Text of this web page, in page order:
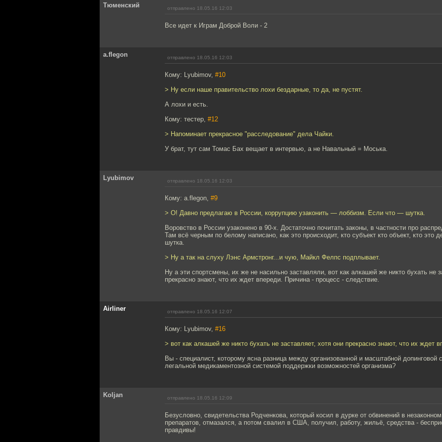
Тюменский отправлено 18.05.16 12:03
Все идет к Играм Доброй Воли - 2
a.flegon отправлено 18.05.16 12:03
Кому: Lyubimov, #10
> Ну если наше правительство лохи бездарные, то да, не пустят.
А лохи и есть.
Кому: тестер, #12
> Напоминает прекрасное "расследование" дела Чайки.
У брат, тут сам Томас Бах вещает в интервью, а не Навальный = Моська.
Lyubimov отправлено 18.05.16 12:03
Кому: a.flegon, #9
> О! Давно предлагаю в России, коррупцию узаконить — лоббизм. Если что — шутка.
Воровство в России узаконено в 90-х. Достаточно почитать законы, в частности про
Там всё черным по белому написано, как это происходит, кто субъект кто объект, кто это
шутка.
> Ну а так на слуху Лэнс Армстронг...и чую, Майкл Фелпс подплывает.
Ну а эти спортсмены, их же не насильно заставляли, вот как алкашей же никто бухать не
прекрасно знают, что их ждет впереди. Причина - процесс - следствие.
Airliner отправлено 18.05.16 12:07
Кому: Lyubimov, #16
> вот как алкашей же никто бухать не заставляет, хотя они прекрасно знают, что их ждет
Вы - специалист, которому ясна разница между организованной и масштабной допинговой
легальной медикаментозной системой поддержки возможностей организма?
Koljan отправлено 18.05.16 12:09
Безусловно, свидетельства Родченкова, который косил в дурке от обвинений в
препаратов, отмазался, а потом свалил в США, получил, работу, жильё, средства -
правдивы!